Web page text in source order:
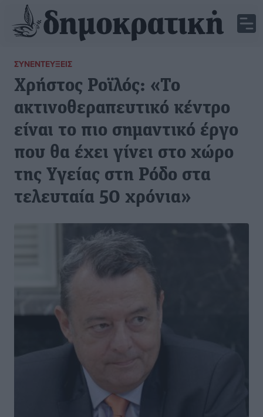
ΣΥΝΕΝΤΕΎΞΕΙΣ
Χρήστος Ροϊλός: «Το
ακτινοθεραπευτικό κέντρο
είναι το πιο σημαντικό έργο
που θα έχει γίνει στο χώρο
της Υγείας στη Ρόδο στα
τελευταία 50 χρόνια»